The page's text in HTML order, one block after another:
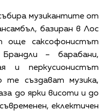
музикантите от
базиран в Лос
още саксофонистът
– барабани,
и перкусионистът
те създават музика,
до ярки висоти и до
еклектичен